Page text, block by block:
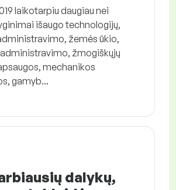
laikotarpiu daugiau nei
išaugo technologijų,
žemės ūkio,
žmogiškųjų
mechanikos
gamyb...
dalykų,